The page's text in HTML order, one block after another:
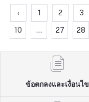
‹ 1 2 3
10 ... 27 28
ข้อตกลงและเงื่อนไข